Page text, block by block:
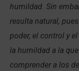
humildad. Sin
resulta natural,
poder, el control y
la humildad a la
comprender a los